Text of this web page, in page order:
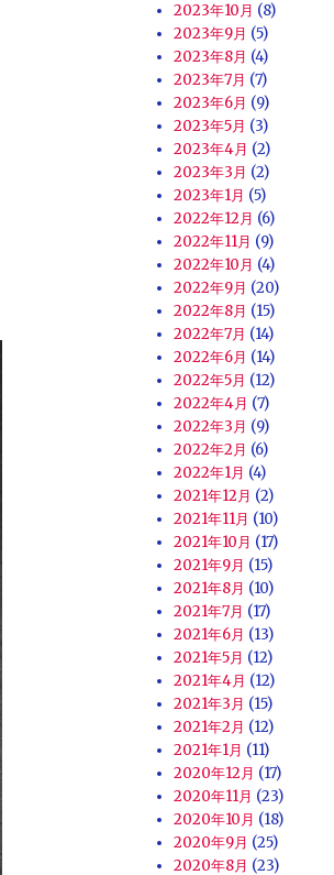
2023年10月 (8)
2023年9月 (5)
2023年8月 (4)
2023年7月 (7)
2023年6月 (9)
2023年5月 (3)
2023年4月 (2)
2023年3月 (2)
2023年1月 (5)
2022年12月 (6)
2022年11月 (9)
2022年10月 (4)
2022年9月 (20)
2022年8月 (15)
2022年7月 (14)
2022年6月 (14)
2022年5月 (12)
2022年4月 (7)
2022年3月 (9)
2022年2月 (6)
2022年1月 (4)
2021年12月 (2)
2021年11月 (10)
2021年10月 (17)
2021年9月 (15)
2021年8月 (10)
2021年7月 (17)
2021年6月 (13)
2021年5月 (12)
2021年4月 (12)
2021年3月 (15)
2021年2月 (12)
2021年1月 (11)
2020年12月 (17)
2020年11月 (23)
2020年10月 (18)
2020年9月 (25)
2020年8月 (23)